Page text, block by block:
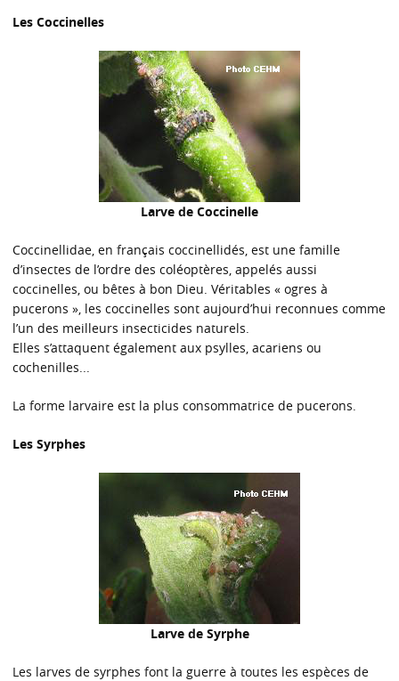
Les Coccinelles
Larve de Coccinelle
Coccinellidae, en français coccinellidés, est une famille
d’insectes de l’ordre des coléoptères, appelés aussi
coccinelles, ou bêtes à bon Dieu. Véritables « ogres à
pucerons », les coccinelles sont aujourd’hui reconnues comme
l’un des meilleurs insecticides naturels.
Elles s’attaquent également aux psylles, acariens ou
cochenilles...
La forme larvaire est la plus consommatrice de pucerons.
Les Syrphes
Larve de Syrphe
Les larves de syrphes font la guerre à toutes les espèces de